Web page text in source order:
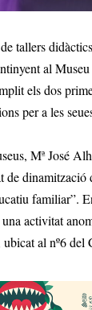
tallers
al
els dos
per a les
Mª José
dinamització
familiar”.
activitat
al nº6 del